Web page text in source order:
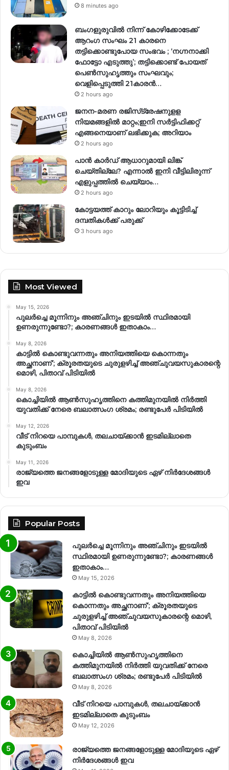
8 minutes ago
ബംഗളുരുവിൽ നിന്ന് കോഴിക്കോടേക്ക്
ആറംഗ സംഘം 21 കാരനെ
തട്ടിക്കൊണ്ടുപോയ സംഭവം ; ‘നഗ്നനാക്കി
ഫോട്ടോ എടുത്തു’; തട്ടിക്കൊണ്ട് പോയത്
പെണ്‍സുഹൃത്തും സംഘവും;
വെളിപ്പെടുത്തി 21കാരന്‍…
2 hours ago
ജനന-മരണ രജിസ്‌ട്രേഷനുളള
നിയമങ്ങളില്‍ മാറ്റം;ഇനി സര്‍ട്ടിഫിക്കറ്റ്
എങ്ങനെയാണ് ലഭിക്കുക; അറിയാം
2 hours ago
പാൻ കാർഡ് ആധാറുമായി ലിങ്ക്
ചെയ്തില്ലേ? എന്നാൽ ഇനി വീട്ടിലിരുന്ന്
എളുപ്പത്തിൽ ചെയ്യാം…
2 hours ago
കോട്ടയത്ത് കാറും ലോറിയും കൂട്ടിടിച്ച്
ദമ്പതികള്‍ക്ക് പരുക്ക്
3 hours ago
Most Viewed
May 15, 2026
പുലർച്ചെ മൂന്നിനും അഞ്ചിനും ഇടയിൽ സ്ഥിരമായി
ഉണരുന്നുണ്ടോ?; കാരണങ്ങള്‍ ഇതാകാം…
May 8, 2026
കാട്ടിൽ കൊണ്ടുവന്നതും അനിയത്തിയെ കൊന്നതും
അച്ഛനാണ്’; ക്രൂരതയുടെ ചുരുളഴിച്ച് അഞ്ചുവയസുകാരന്റെ
മൊഴി, പിതാവ് പിടിയിൽ
May 8, 2026
കൊച്ചിയിൽ ആൺസുഹൃത്തിനെ കത്തിമുനയിൽ നിർത്തി
യുവതിക്ക് നേരെ ബലാത്സംഗ​ ശ്രമം; രണ്ടുപേർ പിടിയിൽ
May 12, 2026
വീട് നിറയെ പാമ്പുകൾ, തലചായ്ക്കാൻ ഇടമില്ലാതെ
കുടുംബം
May 11, 2026
രാജ്യത്തെ ജനങ്ങളോടുള്ള മോദിയുടെ ഏഴ് നിര്‍ദേശങ്ങള്‍
ഇവ
Popular Posts
പുലർച്ചെ മൂന്നിനും അഞ്ചിനും ഇടയിൽ
സ്ഥിരമായി ഉണരുന്നുണ്ടോ?; കാരണങ്ങള്‍
ഇതാകാം…
May 15, 2026
കാട്ടിൽ കൊണ്ടുവന്നതും അനിയത്തിയെ
കൊന്നതും അച്ഛനാണ്’; ക്രൂരതയുടെ
ചുരുളഴിച്ച് അഞ്ചുവയസുകാരന്റെ മൊഴി,
പിതാവ് പിടിയിൽ
May 8, 2026
കൊച്ചിയിൽ ആൺസുഹൃത്തിനെ
കത്തിമുനയിൽ നിർത്തി യുവതിക്ക് നേരെ
ബലാത്സംഗ​ ശ്രമം; രണ്ടുപേർ പിടിയിൽ
May 8, 2026
വീട് നിറയെ പാമ്പുകൾ, തലചായ്ക്കാൻ
ഇടമില്ലാതെ കുടുംബം
May 12, 2026
രാജ്യത്തെ ജനങ്ങളോടുള്ള മോദിയുടെ ഏഴ്
നിര്‍ദേശങ്ങള്‍ ഇവ